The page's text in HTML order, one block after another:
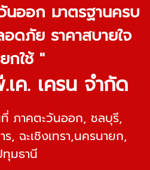
นออก มาตรฐานครบ
ดภัย ราคาสบายใจ
กใช้ "
ค. เครน จำกัด
ที่ ภาคตะวันออก, ชลบุรี,
, ฉะเชิงเทรา,นครนายก,
มธานี